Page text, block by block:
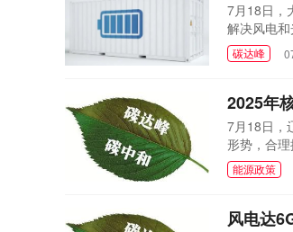
7月18日，
解决风电
能系统。
水蓄能，
碳达峰
2025年
7月18日，
形势，合
市重大项
改建的机
能源政策
风电达